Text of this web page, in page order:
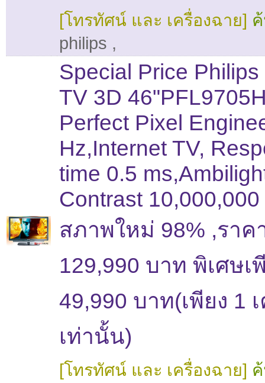
[โทรทัศน์ และ เครื่องฉาย]
philips ,
Special Price Philips
TV 3D
Perfect Pixel
Hz,Internet TV,
time 0.5
Contrast 10,000,000
สภาพใหม่ 98% ,ราค
129,990 บาท พิเศษเ
49,990 บาท(เพียง 1
เท่านั้น)
[โทรทัศน์ และ เครื่องฉาย]